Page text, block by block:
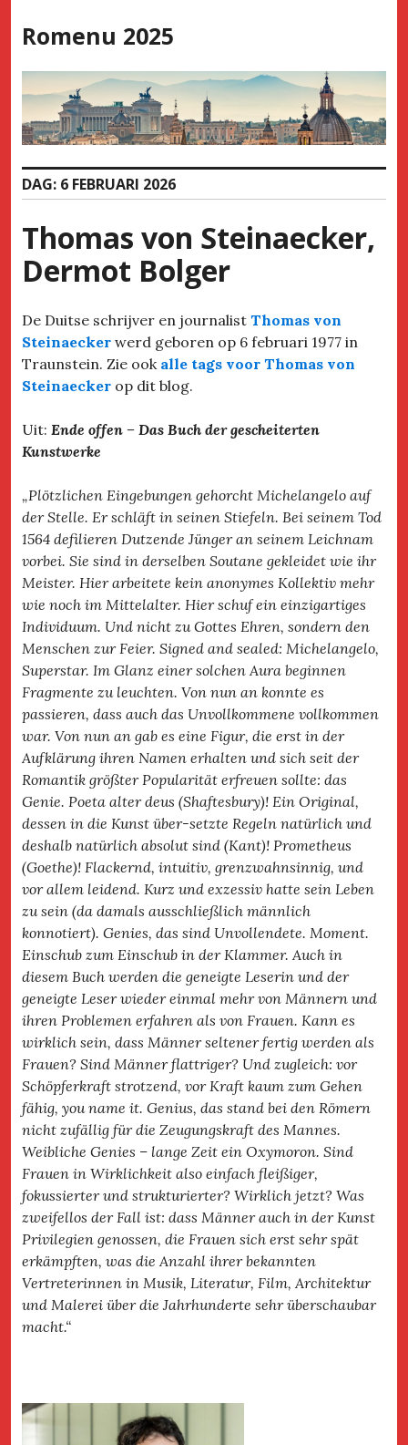
to
Romenu 2025
DAG: 6 FEBRUARI 2026
Thomas von Steinaecker,
Dermot Bolger
De Duitse schrijver en journalist Thomas von
Steinaecker werd geboren op 6 februari 1977 in
Traunstein. Zie ook alle tags voor Thomas von
Steinaecker op dit blog.
Uit: Ende offen – Das Buch der gescheiterten
Kunstwerke
„Plötzlichen Eingebungen gehorcht Michelangelo auf
der Stelle. Er schläft in seinen Stiefeln. Bei seinem Tod
1564 defilieren Dutzende Jünger an seinem Leichnam
vorbei. Sie sind in derselben Soutane gekleidet wie ihr
Meister. Hier arbeitete kein anonymes Kollektiv mehr
wie noch im Mittelalter. Hier schuf ein einzigartiges
Individuum. Und nicht zu Gottes Ehren, sondern den
Menschen zur Feier. Signed and sealed: Michelangelo,
Superstar. Im Glanz einer solchen Aura beginnen
Fragmente zu leuchten. Von nun an konnte es
passieren, dass auch das Unvollkommene vollkommen
war. Von nun an gab es eine Figur, die erst in der
Aufklärung ihren Namen erhalten und sich seit der
Romantik größter Popularität erfreuen sollte: das
Genie. Poeta alter deus (Shaftesbury)! Ein Original,
dessen in die Kunst über-setzte Regeln natürlich und
deshalb natürlich absolut sind (Kant)! Prometheus
(Goethe)! Flackernd, intuitiv, grenzwahnsinnig, und
vor allem leidend. Kurz und exzessiv hatte sein Leben
zu sein (da damals ausschließlich männlich
konnotiert). Genies, das sind Unvollendete. Moment.
Einschub zum Einschub in der Klammer. Auch in
diesem Buch werden die geneigte Leserin und der
geneigte Leser wieder einmal mehr von Männern und
ihren Problemen erfahren als von Frauen. Kann es
wirklich sein, dass Männer seltener fertig werden als
Frauen? Sind Männer flattriger? Und zugleich: vor
Schöpferkraft strotzend, vor Kraft kaum zum Gehen
fähig, you name it. Genius, das stand bei den Römern
nicht zufällig für die Zeugungskraft des Mannes.
Weibliche Genies – lange Zeit ein Oxymoron. Sind
Frauen in Wirklichkeit also einfach fleißiger,
fokussierter und strukturierter? Wirklich jetzt? Was
zweifellos der Fall ist: dass Männer auch in der Kunst
Privilegien genossen, die Frauen sich erst sehr spät
erkämpften, was die Anzahl ihrer bekannten
Vertreterinnen in Musik, Literatur, Film, Architektur
und Malerei über die Jahrhunderte sehr überschaubar
macht.“